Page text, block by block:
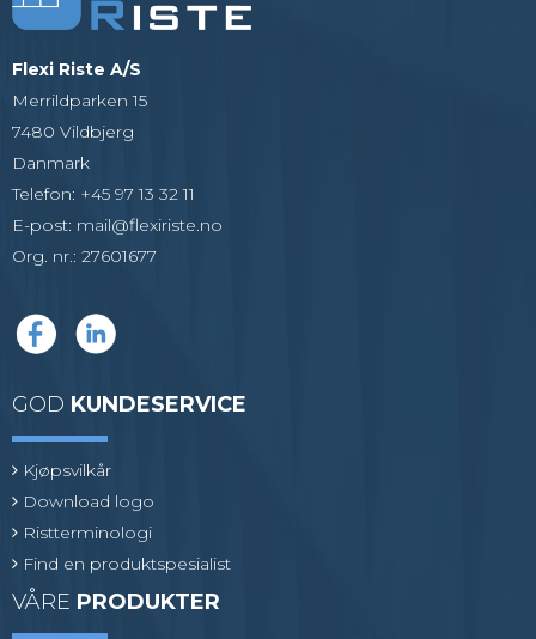
Flexi Riste A/S
Merrildparken 15
7480 Vildbjerg
Danmark
Telefon: +45 97 13 32 11
E-post: mail@flexiriste.no
Org. nr. : 27601677
GOD KUNDESERVICE
Kjøpsvilkår
Download logo
Ristterminologi
Find en produktspesialist
VÅRE PRODUKTER